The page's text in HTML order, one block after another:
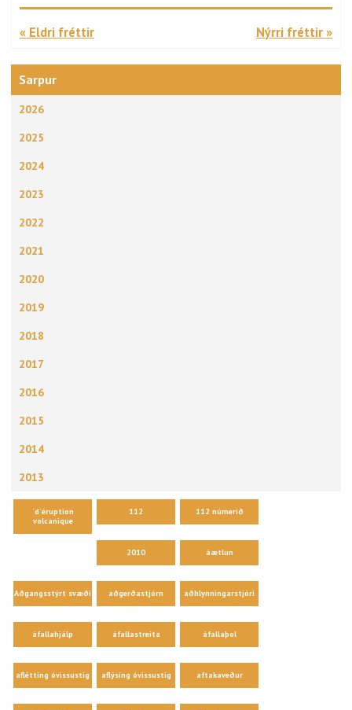
Sarpur
2026
2025
2024
2023
2022
2021
2020
2019
2018
2017
2016
2015
2014
2013
´d´éruption
volcanique
112 112 númerið
2010 áætlun
Aðgangsstýrt svæði aðgerðastjórn aðhlynningarstjóri
áfallahjálp áfallastreita áfallaþol
aflétting óvissustig aflýsing óvissustig aftakaveður
« Eldri fréttir Nýrri fréttir »